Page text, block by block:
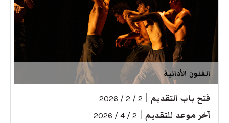
الفنون الأدائية
فتح باب التقديم 2 / 2 / 2026
آخر موعد للتقديم 2 / 4 / 2026